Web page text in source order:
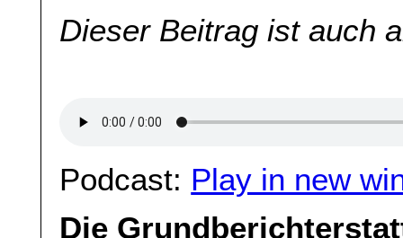
Dieser Beitrag ist auch
Podcast: Play in new
Die